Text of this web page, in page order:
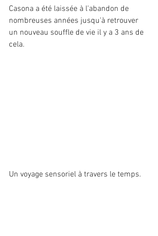
Casona a été laissée à l'abandon de
nombreuses années jusqu'à retrouver
un nouveau souffle de vie il y a 3 ans de
cela.
Un voyage sensoriel à travers le temps.